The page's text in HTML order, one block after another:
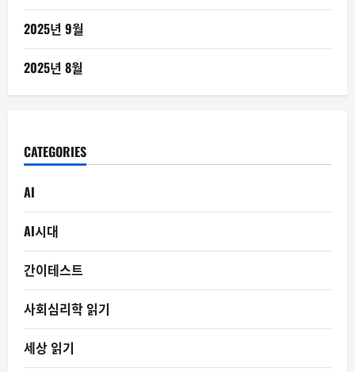
2025년 9월
2025년 8월
CATEGORIES
AI
AI시대
간이테스트
사회심리학 읽기
세상 읽기